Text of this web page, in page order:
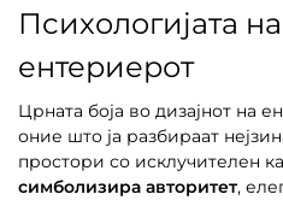
Психологијата
ентериерот
Црната боја во дизајнот на
оние што ја разбираат
простори со исклучителен
симболизира авторитет,